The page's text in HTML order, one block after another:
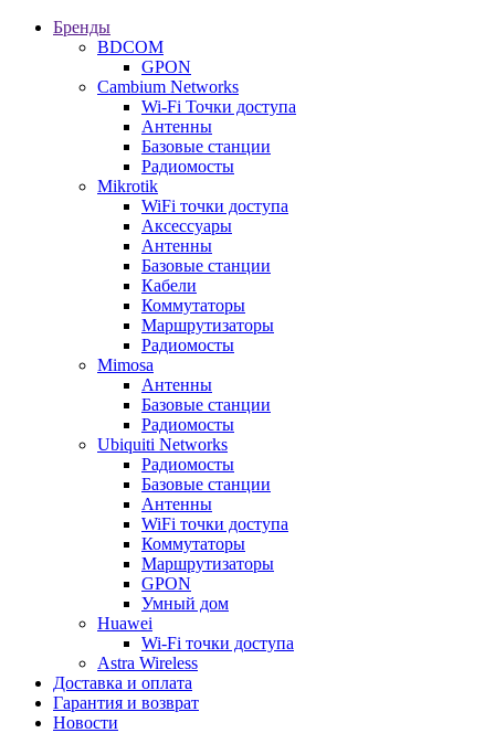
Бренды
BDCOM
GPON
Cambium Networks
Wi-Fi Точки доступа
Антенны
Базовые станции
Радиомосты
Mikrotik
WiFi точки доступа
Аксессуары
Антенны
Базовые станции
Кабели
Коммутаторы
Маршрутизаторы
Радиомосты
Mimosa
Антенны
Базовые станции
Радиомосты
Ubiquiti Networks
Радиомосты
Базовые станции
Антенны
WiFi точки доступа
Коммутаторы
Маршрутизаторы
GPON
Умный дом
Huawei
Wi-Fi точки доступа
Astra Wireless
Доставка и оплата
Гарантия и возврат
Новости